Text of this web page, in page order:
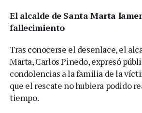
El alcalde de Santa Marta
fallecimiento
Tras conocerse el desenlace, el
Marta, Carlos Pinedo, expresó
condolencias a la familia de la
que el rescate no hubiera podido
tiempo.